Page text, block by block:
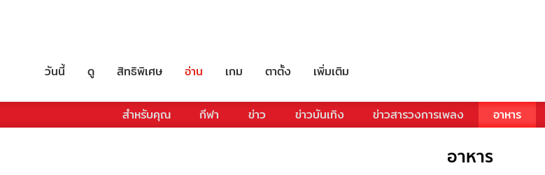
วันนี้ ดู สิทธิพิเศษ อ่าน เกม ตาตั้ง เพิ่มเติม
สำหรับคุณ กีฬา ข่าว ข่าวบันเทิง ข่าวสารวงการเพลง อาหาร
อาหาร